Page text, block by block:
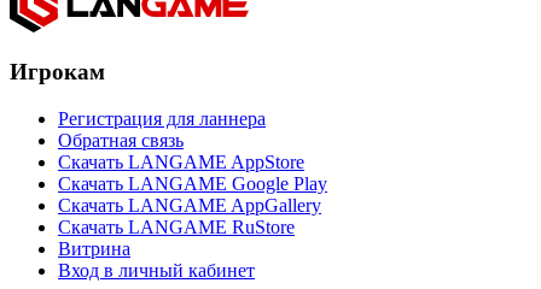
Игрокам
Регистрация для ланнера
Обратная связь
Скачать LANGAME AppStore
Скачать LANGAME Google Play
Скачать LANGAME AppGallery
Скачать LANGAME RuStore
Витрина
Вход в личный кабинет